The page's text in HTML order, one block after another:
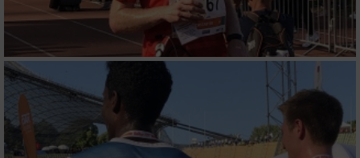
Analyse von Zielgruppen durch Statistiken
oder Kombinationen von Daten aus
verschiedenen Quellen
Entwicklung und Verbesserung der Angebote
Verwendung reduzierter Daten zur Auswahl
von Inhalten